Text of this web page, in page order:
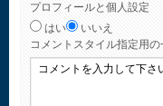
プロフィールと個人設定
はい
いいえ
コメント スタイル指定用の